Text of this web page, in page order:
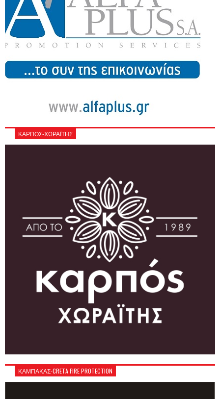
ΚΑΡΠΟΣ-ΧΩΡΑΪΤΗΣ
ΚΑΜΠΑΚΑΣ-CRETA FIRE PROTECTION